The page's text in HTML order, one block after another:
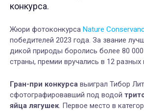
конкурса.
Жюри фотоконкурса Nature
победителей 2023 года. За звание
дикой природы боролись более 80 000
страны, премии вручались в 12 разных
Гран-при конкурса выиграл Тибор
сфотографировавший под водой
яйца лягушек. Первое место в